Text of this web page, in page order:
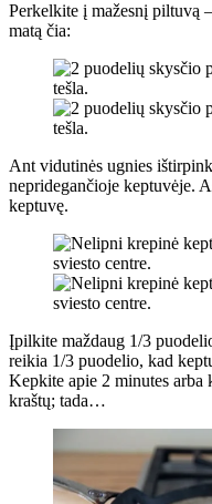
Perkelkite į mažesnį piltuvą
matą čia:
Ant vidutinės ugnies
nepridegančioje keptuvėje.
keptuvę.
Įpilkite maždaug 1/3
reikia 1/3 puodelio, kad
Kepkite apie 2 minutes arba
kraštų; tada…